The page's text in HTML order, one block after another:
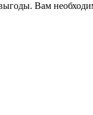
Вам